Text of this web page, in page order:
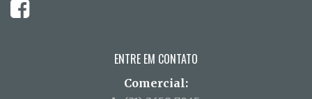
ENTRE EM CONTATO
Comercial: